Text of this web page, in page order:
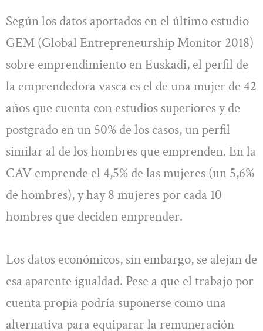
Según los datos aportados en el último estudio
GEM (Global Entrepreneurship Monitor 2018)
sobre emprendimiento en Euskadi, el perfil de
la emprendedora vasca es el de una mujer de 42
años que cuenta con estudios superiores y de
postgrado en un 50% de los casos, un perfil
similar al de los hombres que emprenden. En la
CAV emprende el 4,5% de las mujeres (un 5,6%
de hombres), y hay 8 mujeres por cada 10
hombres que deciden emprender.
Los datos económicos, sin embargo, se alejan de
esa aparente igualdad. Pese a que el trabajo por
cuenta propia podría suponerse como una
alternativa para equiparar la remuneración